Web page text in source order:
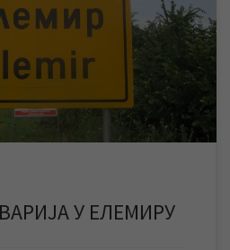
дошло до прекида
месту Елемир. Након тога
редовно водоснабдевање у овом
прилику да се још једном
У ЕЛЕМИРУ